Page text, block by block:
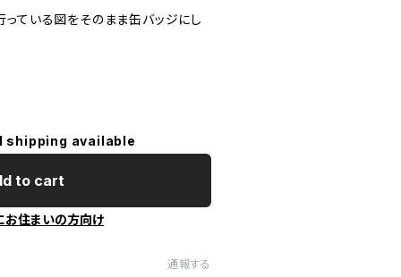
ている図をそのまま缶バッジにし
shipping available
to cart
お住まいの方向け
通報する